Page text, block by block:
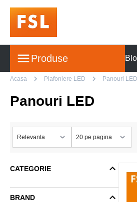
Produse
Acasa Plafoniere LED Panouri LED
Panouri LED
CATEGORIE
BRAND